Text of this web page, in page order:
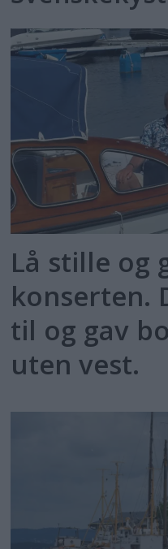
Lå stille og
konserten.
til og gav
uten vest.